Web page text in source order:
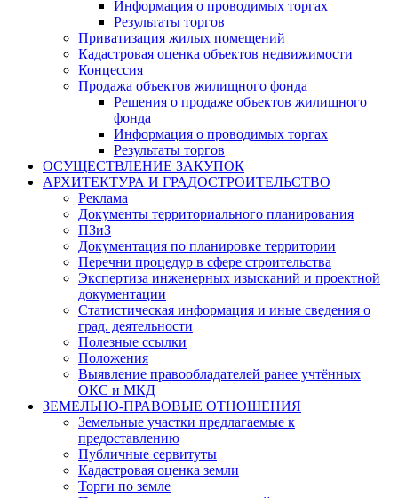
Информация о проводимых торгах
Результаты торгов
Приватизация жилых помещений
Кадастровая оценка объектов недвижимости
Концессия
Продажа объектов жилищного фонда
Решения о продаже объектов жилищного
фонда
Информация о проводимых торгах
Результаты торгов
ОСУЩЕСТВЛЕНИЕ ЗАКУПОК
АРХИТЕКТУРА И ГРАДОСТРОИТЕЛЬСТВО
Реклама
Документы территориального планирования
ПЗиЗ
Документация по планировке территории
Перечни процедур в сфере строительства
Экспертиза инженерных изысканий и проектной
документации
Статистическая информация и иные сведения о
град. деятельности
Полезные ссылки
Положения
Выявление правообладателей ранее учтённых
ОКС и МКД
ЗЕМЕЛЬНО-ПРАВОВЫЕ ОТНОШЕНИЯ
Земельные участки предлагаемые к
предоставлению
Публичные сервитуты
Кадастровая оценка земли
Торги по земле